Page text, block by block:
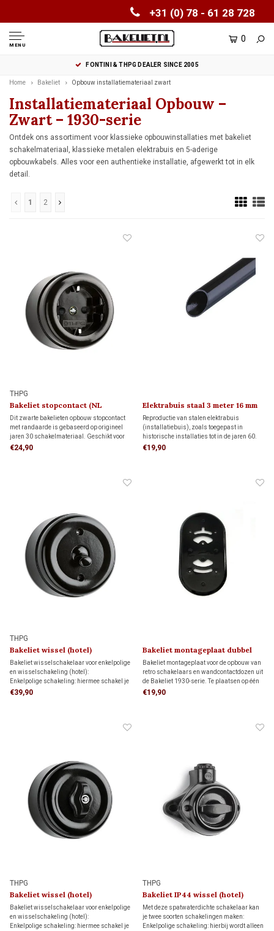
+31 (0) 78 - 61 28 728
MENU
0
FONTINI & THPG DEALER SINCE 2005
Home Bakeliet Opbouw installatiemateriaal zwart
Installatiemateriaal Opbouw –
Zwart – 1930-serie
Ontdek ons assortiment voor klassieke opbouwinstallaties met bakeliet
schakelmateriaal, klassieke metalen elektrabuis en 5-aderige
opbouwkabels. Alles voor een authentieke installatie, afgewerkt tot in elk
detail.
1 2
THPG
Bakeliet stopcontact (NL
kindveilig) 1930
Dit zwarte bakelieten opbouw stopcontact
met randaarde is gebaseerd op origineel
jaren 30 schakelmateriaal. Geschikt voor
bedrading via de achterzijde (wandinvoer)
€24,90
Elektrabuis staal 3 meter 16 mm
Reproductie van stalen elektrabuis
(installatiebuis), zoals toegepast in
historische installaties tot in de jaren 60.
De metalen buis heeft een druksterkte van
€19,90
THPG
Bakeliet wissel (hotel)
schakelaar 1930
Bakeliet wisselschakelaar voor enkelpolige
en wisselschakeling (hotel):
Enkelpolige schakeling: hiermee schakel je
een lamp vanaf één schakelaar aan en uit.
€39,90
Bakeliet montageplaat dubbel
1930
Bakeliet montageplaat voor de opbouw van
retro schakelaars en wandcontactdozen uit
de Bakeliet 1930-serie. Te plaatsen op één
inbouwdoos of direct op de wand. Voor een
€19,90
THPG
Bakeliet wissel (hotel)
schakelaar 1930
Bakeliet wisselschakelaar voor enkelpolige
en wisselschakeling (hotel):
Enkelpolige schakeling: hiermee schakel je
THPG
Bakeliet IP44 wissel (hotel)
schakelaar 1940
Met deze spatwaterdichte schakelaar kan
je twee soorten schakelingen maken:
Enkelpolige schakeling: hierbij wordt alleen